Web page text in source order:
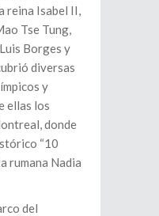
reina Isabel II,
Tse Tung,
Borges y
diversas
y
ellas los
donde
“10
rumana Nadia
del